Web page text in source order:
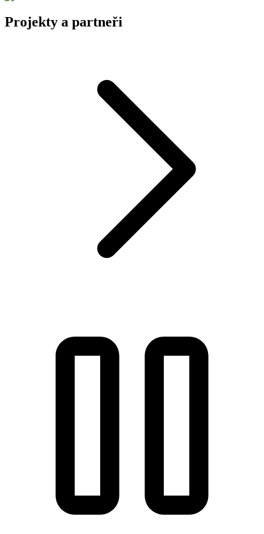
Projekty a partneři